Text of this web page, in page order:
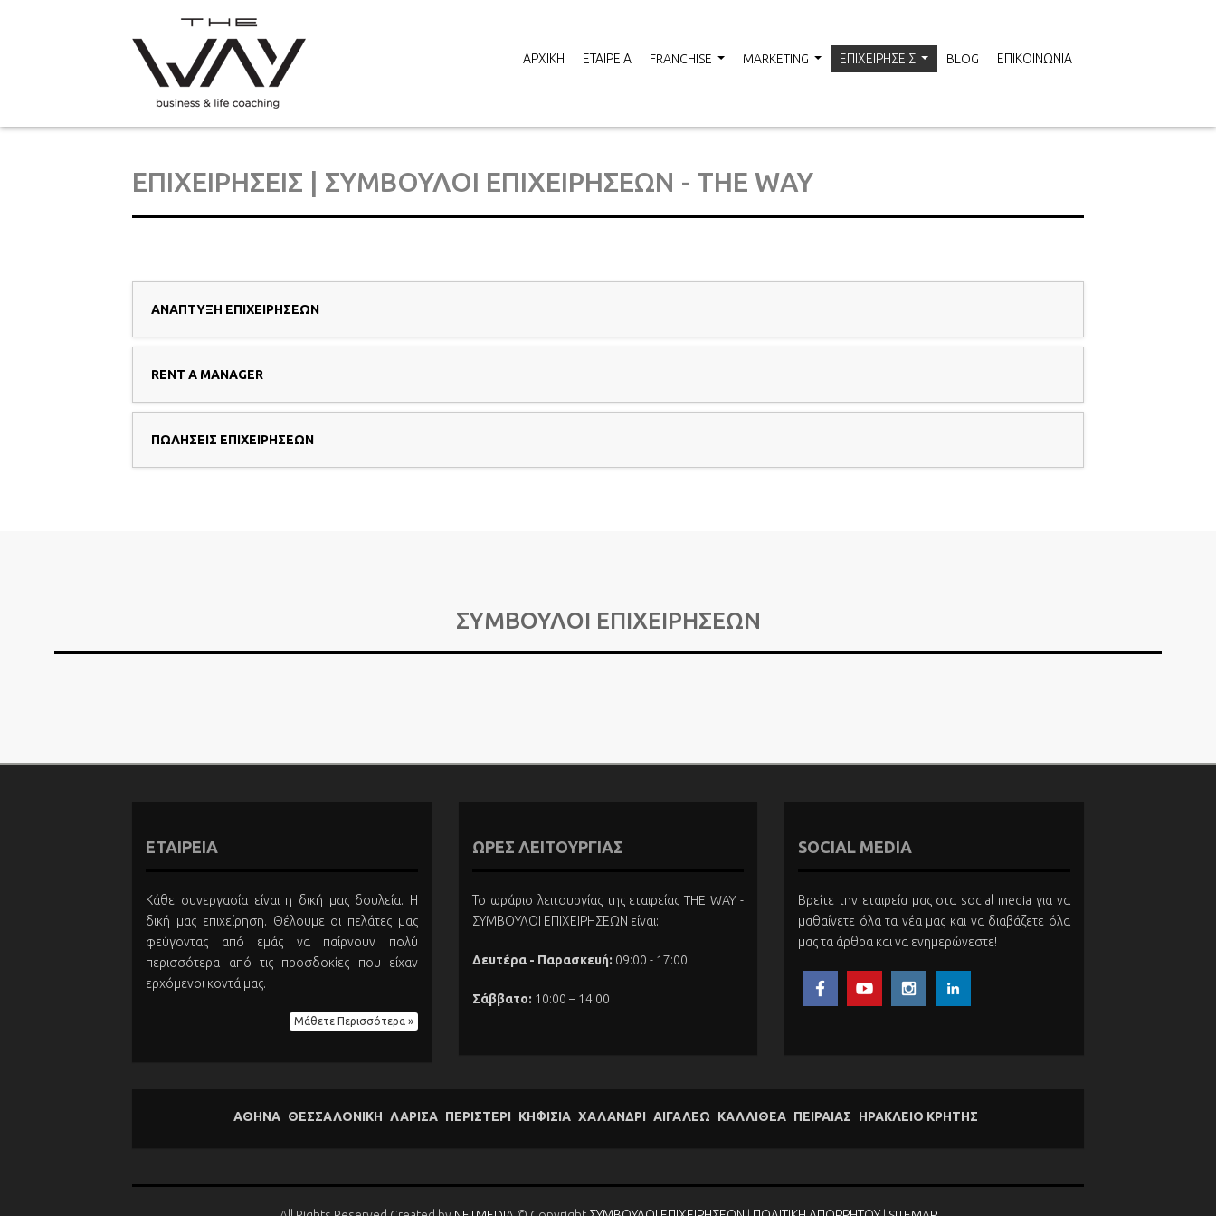
ΕΠΙΧΕΙΡΗΣΕΙΣ | ΣΥΜΒΟΥΛΟΙ ΕΠΙΧΕΙΡΗΣΕΩΝ - THE WAY
ΑΝΑΠΤΥΞΗ ΕΠΙΧΕΙΡΗΣΕΩΝ
RENT A MANAGER
ΠΩΛΗΣΕΙΣ ΕΠΙΧΕΙΡΗΣΕΩΝ
ΣΥΜΒΟΥΛΟΙ ΕΠΙΧΕΙΡΗΣΕΩΝ
ΑΡΧΙΚΗ ΕΤΑΙΡΕΙΑ FRANCHISE MARKETING ΕΠΙΧΕΙΡΗΣΕΙΣ
...
BLOG ΕΠΙΚΟΙΝΩΝΙΑ
ΕΤΑΙΡΕΙΑ
Κάθε συνεργασία είναι η δική μας δουλεία. Η
δική μας επιχείρηση. Θέλουμε οι πελάτες μας
φεύγοντας από εμάς να παίρνουν πολύ
περισσότερα από τις προσδοκίες που είχαν
ερχόμενοι κοντά μας.
Μάθετε Περισσότερα »
ΩΡΕΣ ΛΕΙΤΟΥΡΓΙΑΣ
Το ωράριο λειτουργίας της εταιρείας THE WAY -
ΣΥΜΒΟΥΛΟΙ ΕΠΙΧΕΙΡΗΣΕΩΝ είναι:
Δευτέρα - Παρασκευή: 09:00 - 17:00
Σάββατο: 10:00 – 14:00
SOCIAL MEDIA
Βρείτε την εταιρεία μας στα social media για να
μαθαίνετε όλα τα νέα μας και να διαβάζετε όλα
μας τα άρθρα και να ενημερώνεστε!
ΑΘΗΝΑ ΘΕΣΣΑΛΟΝΙΚΗ ΛΑΡΙΣΑ ΠΕΡΙΣΤΕΡΙ ΚΗΦΙΣΙΑ ΧΑΛΑΝΔΡΙ ΑΙΓΑΛΕΩ ΚΑΛΛΙΘΕΑ ΠΕΙΡΑΙΑΣ ΗΡΑΚΛΕΙΟ ΚΡΗΤΗΣ